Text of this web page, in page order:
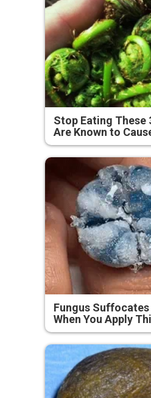
Stop Eating These
Are Known to
Fungus Suffocates
When You Apply